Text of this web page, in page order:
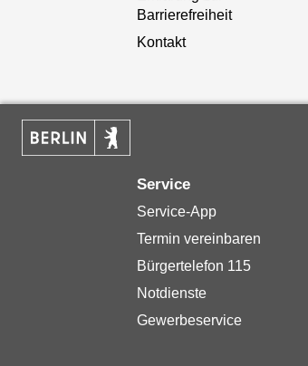
Barrierefreiheit
Kontakt
Service
Service-App
Termin vereinbaren
Bürgertelefon 115
Notdienste
Gewerbeservice